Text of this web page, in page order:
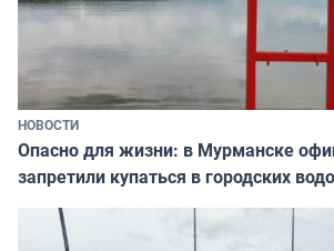
НОВОСТИ
Опасно для жизни: в Мурманске
запретили купаться в городских